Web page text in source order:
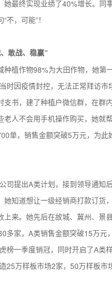
她最终实现业绩了40%增长。同
不，可能”！
敢战、稳赢”
种植作物98%为大田作物，她第
时因疫情封控，无法正常拜访市
支书，建了种植户微信群，在群
老人不会用手机操作购买，她就
单，销售金额突破5万元，为此
司提出A类计划，接到领导通知
她知道想让一级经销商打款订货
上来。她先后在故城、冀州、景
多家，A类销售金额突破15万元
榜一季度销冠，同时开启了A类
25万样板市场2家，50万样板市